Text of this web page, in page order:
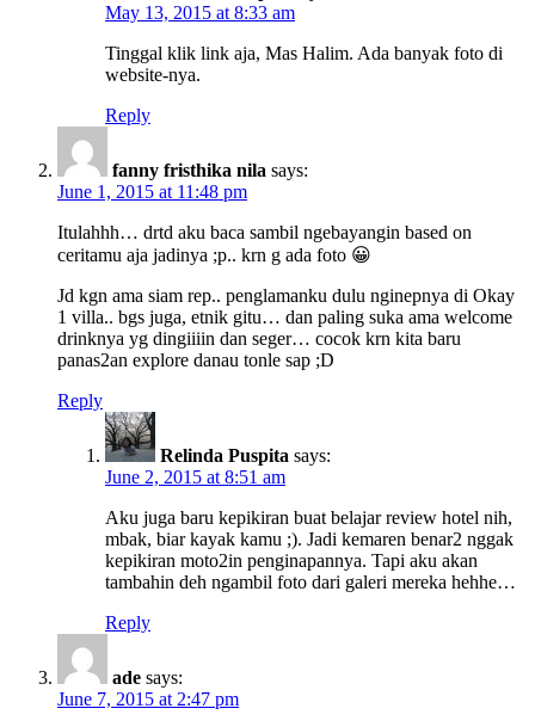
May 13, 2015 at 8:33 am
Tinggal klik link aja, Mas Halim. Ada banyak foto di
website-nya.
Reply
fanny fristhika nila says:
June 1, 2015 at 11:48 pm
Itulahhh… drtd aku baca sambil ngebayangin based on
ceritamu aja jadinya ;p.. krn g ada foto 😀
Jd kgn ama siam rep.. penglamanku dulu nginepnya di Okay
1 villa.. bgs juga, etnik gitu… dan paling suka ama welcome
drinknya yg dingiiiin dan seger… cocok krn kita baru
panas2an explore danau tonle sap ;D
Reply
Relinda Puspita says:
June 2, 2015 at 8:51 am
Aku juga baru kepikiran buat belajar review hotel nih,
mbak, biar kayak kamu ;). Jadi kemaren benar2 nggak
kepikiran moto2in penginapannya. Tapi aku akan
tambahin deh ngambil foto dari galeri mereka hehhe…
Reply
ade says:
June 7, 2015 at 2:47 pm